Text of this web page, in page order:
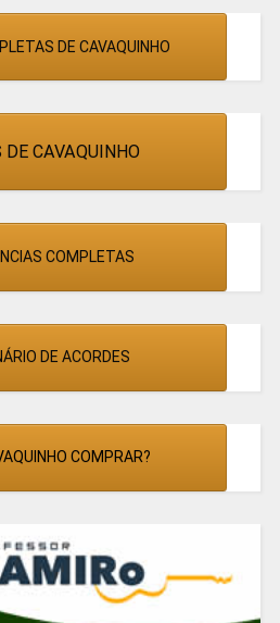
DE CAVAQUINHO
DE CAVAQUINHO
COMPLETAS
DE ACORDES
COMPRAR?